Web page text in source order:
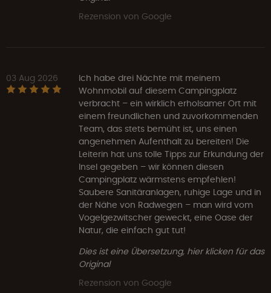
Rezension von Google
03 Aug 2026
Ich habe drei Nächte mit meinem
Wohnmobil auf diesem Campingplatz
verbracht – ein wirklich erholsamer Ort mit
einem freundlichen und zuvorkommenden
Team, das stets bemüht ist, uns einen
angenehmen Aufenthalt zu bereiten! Die
Leiterin hat uns tolle Tipps zur Erkundung der
Insel gegeben – wir können diesen
Campingplatz wärmstens empfehlen!
Saubere Sanitäranlagen, ruhige Lage und in
der Nähe von Radwegen – man wird vom
Vogelgezwitscher geweckt, eine Oase der
Natur, die einfach gut tut!
Dies ist eine Übersetzung, hier klicken für das
Original
Rezension von Google